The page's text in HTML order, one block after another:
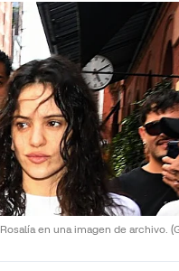
Rosalía en una imagen de archivo.